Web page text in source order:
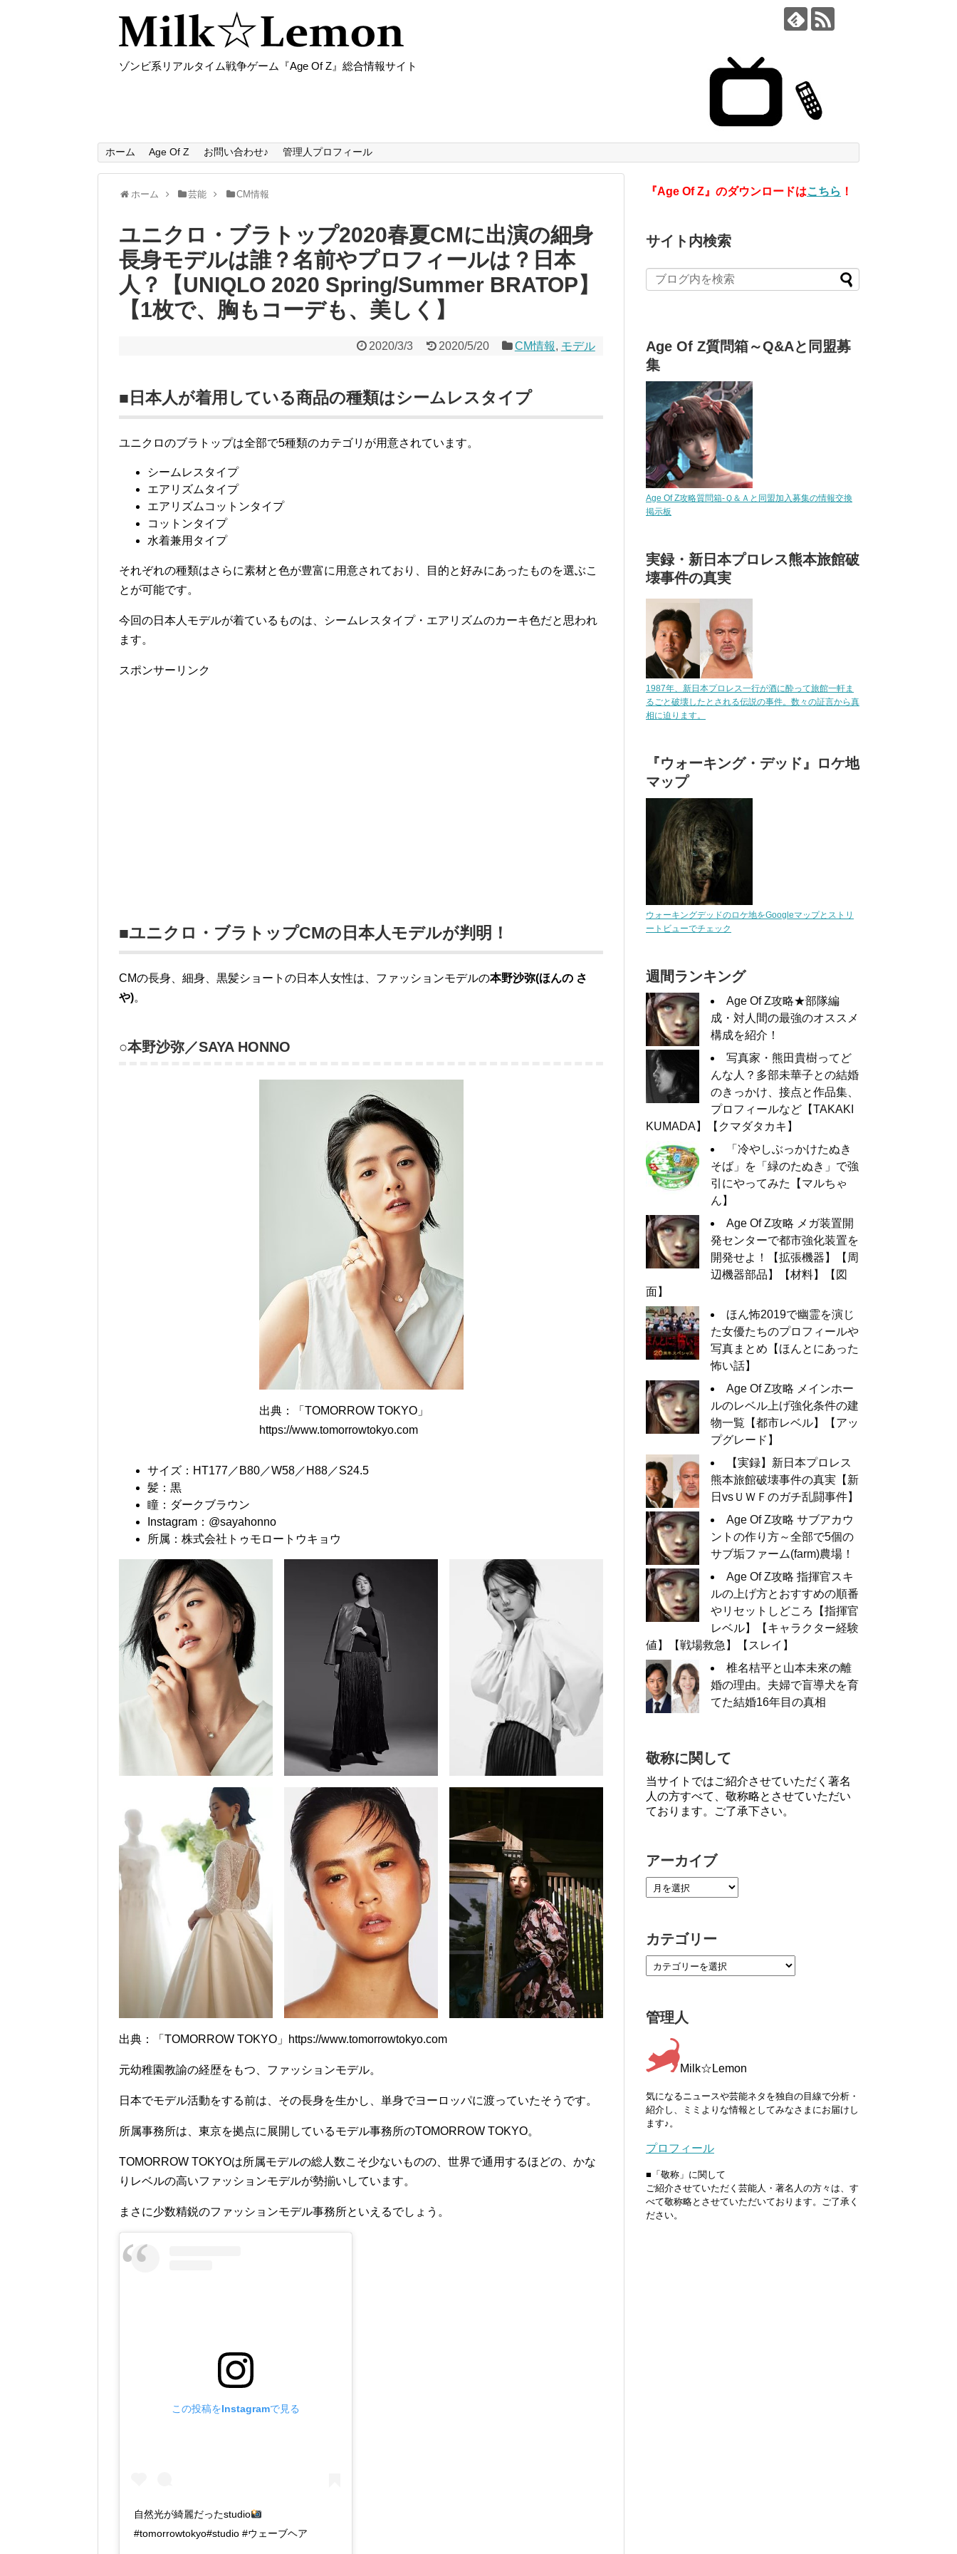
ゾンビ系リアルタイム戦争ゲーム『Age Of Z』総合情報サイト
ホーム Age Of Z お問い合わせ♪ 管理人プロフィール
ホーム 芸能 CM情報
ユニクロ・ブラトップ2020春夏CMに出演の細身
長身モデルは誰？名前やプロフィールは？日本
人？【UNIQLO 2020 Spring/Summer BRATOP】
【1枚で、胸もコーデも、美しく】
2020/3/3 2020/5/20 CM情報, モデル
■日本人が着用している商品の種類はシームレスタイプ
ユニクロのブラトップは全部で5種類のカテゴリが用意されています。
シームレスタイプ
エアリズムタイプ
エアリズムコットンタイプ
コットンタイプ
水着兼用タイプ
それぞれの種類はさらに素材と色が豊富に用意されており、目的と好みにあったものを選ぶこ
とが可能です。
今回の日本人モデルが着ているものは、シームレスタイプ・エアリズムのカーキ色だと思われ
ます。
スポンサーリンク
■ユニクロ・ブラトップCMの日本人モデルが判明！
CMの長身、細身、黒髪ショートの日本人女性は、ファッションモデルの本野沙弥(ほんの さ
や)。
○本野沙弥／SAYA HONNO
出典：「TOMORROW TOKYO」
https://www.tomorrowtokyo.com
サイズ：HT177／B80／W58／H88／S24.5
髪：黒
瞳：ダークブラウン
Instagram：@sayahonno
所属：株式会社トゥモロートウキョウ
出典：「TOMORROW TOKYO」https://www.tomorrowtokyo.com
元幼稚園教諭の経歴をもつ、ファッションモデル。
日本でモデル活動をする前は、その長身を生かし、単身でヨーロッパに渡っていたそうです。
所属事務所は、東京を拠点に展開しているモデル事務所のTOMORROW TOKYO。
TOMORROW TOKYOは所属モデルの総人数こそ少ないものの、世界で通用するほどの、かな
りレベルの高いファッションモデルが勢揃いしています。
まさに少数精鋭のファッションモデル事務所といえるでしょう。
この投稿をInstagramで見る
自然光が綺麗だったstudio
#tomorrowtokyo#studio #ウェーブヘア
『Age Of Z』のダウンロードはこちら ！
サイト内検索
Age Of Z質問箱～Q&Aと同盟募
集
Age Of Z攻略質問箱-Ｑ＆Ａと同盟加入募集の情報交換
掲示板
実録・新日本プロレス熊本旅館破
壊事件の真実
1987年、新日本プロレス一行が酒に酔って旅館一軒ま
るごと破壊したとされる伝説の事件。数々の証言から真
相に迫ります。
『ウォーキング・デッド』ロケ地
マップ
ウォーキングデッドのロケ地をGoogleマップとストリ
ートビューでチェック
週間ランキング
Age Of Z攻略★部隊編
成・対人間の最強のオススメ
構成を紹介！
写真家・熊田貴樹ってど
んな人？多部未華子との結婚
のきっかけ、接点と作品集、
プロフィールなど【TAKAKI
KUMADA】【クマダタカキ】
「冷やしぶっかけたぬき
そば」を「緑のたぬき」で強
引にやってみた【マルちゃ
ん】
Age Of Z攻略 メガ装置開
発センターで都市強化装置を
開発せよ！【拡張機器】【周
辺機器部品】【材料】【図
面】
ほん怖2019で幽霊を演じ
た女優たちのプロフィールや
写真まとめ【ほんとにあった
怖い話】
Age Of Z攻略 メインホー
ルのレベル上げ強化条件の建
物一覧【都市レベル】【アッ
プグレード】
【実録】新日本プロレス
熊本旅館破壊事件の真実【新
日vsＵＷＦのガチ乱闘事件】
Age Of Z攻略 サブアカウ
ントの作り方～全部で5個の
サブ垢ファーム(farm)農場！
Age Of Z攻略 指揮官スキ
ルの上げ方とおすすめの順番
やリセットしどころ【指揮官
レベル】【キャラクター経験
値】【戦場救急】【スレイ】
椎名桔平と山本未來の離
婚の理由。夫婦で盲導犬を育
てた結婚16年目の真相
敬称に関して
当サイトではご紹介させていただく著名
人の方すべて、敬称略とさせていただい
ております。ご了承下さい。
アーカイブ
カテゴリー
管理人
Milk☆Lemon
気になるニュースや芸能ネタを独自の目線で分析・
紹介し、ミミよりな情報としてみなさまにお届けし
ます♪。
プロフィール
■「敬称」に関して
ご紹介させていただく芸能人・著名人の方々は、す
べて敬称略とさせていただいております。ご了承く
ださい。